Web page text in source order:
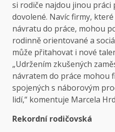
si rodiče najdou jinou práci
dovolené. Navíc firmy,
návratu do práce, mohou
rodinně orientované a
může přitahovat i nové
„Udržením zkušených
návratem do práce mohou
spojených s náborovým
lidí,“ komentuje Marcela
Rekordní rodičovská